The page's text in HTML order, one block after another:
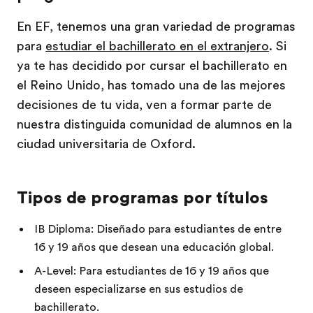
En EF, tenemos una gran variedad de programas
para estudiar el bachillerato en el extranjero. Si
ya te has decidido por cursar el bachillerato en
el Reino Unido, has tomado una de las mejores
decisiones de tu vida, ven a formar parte de
nuestra distinguida comunidad de alumnos en la
ciudad universitaria de Oxford.
Tipos de programas por títulos
IB Diploma: Diseñado para estudiantes de entre
16 y 19 años que desean una educación global.
A-Level: Para estudiantes de 16 y 19 años que
deseen especializarse en sus estudios de
bachillerato.